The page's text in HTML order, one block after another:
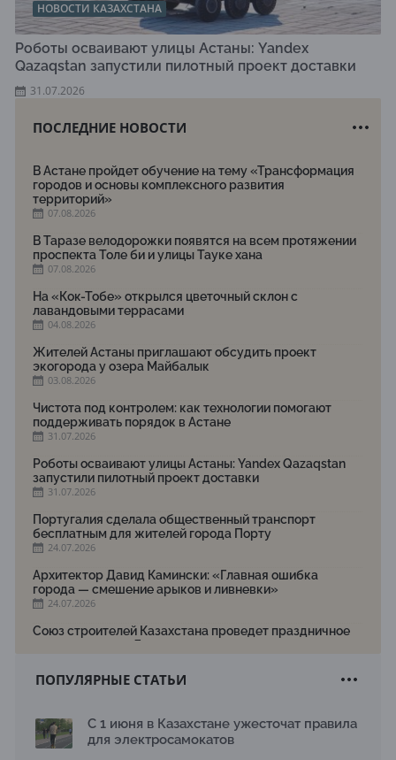
НОВОСТИ КАЗАХСТАНА
Роботы осваивают улицы Астаны: Yandex
Qazaqstan запустили пилотный проект доставки
31.07.2026
ПОСЛЕДНИЕ НОВОСТИ
В Астане пройдет обучение на тему «Трансформация
городов и основы комплексного развития
территорий»
07.08.2026
В Таразе велодорожки появятся на всем протяжении
проспекта Толе би и улицы Тауке хана
07.08.2026
На «Кок-Тобе» открылся цветочный склон с
лавандовыми террасами
04.08.2026
Жителей Астаны приглашают обсудить проект
экогорода у озера Майбалык
03.08.2026
Чистота под контролем: как технологии помогают
поддерживать порядок в Астане
31.07.2026
Роботы осваивают улицы Астаны: Yandex Qazaqstan
запустили пилотный проект доставки
31.07.2026
Португалия сделала общественный транспорт
бесплатным для жителей города Порту
24.07.2026
Архитектор Давид Камински: «Главная ошибка
города — смешение арыков и ливневки»
24.07.2026
Союз строителей Казахстана проведет праздничное
мероприятие ко Дню строителя
Новый Строительный кодекс: что изменилось для
Бауыржана Байбахтиева
17.07.2026
ПОПУЛЯРНЫЕ СТАТЬИ
С 1 июня в Казахстане ужесточат правила
для электросамокатов